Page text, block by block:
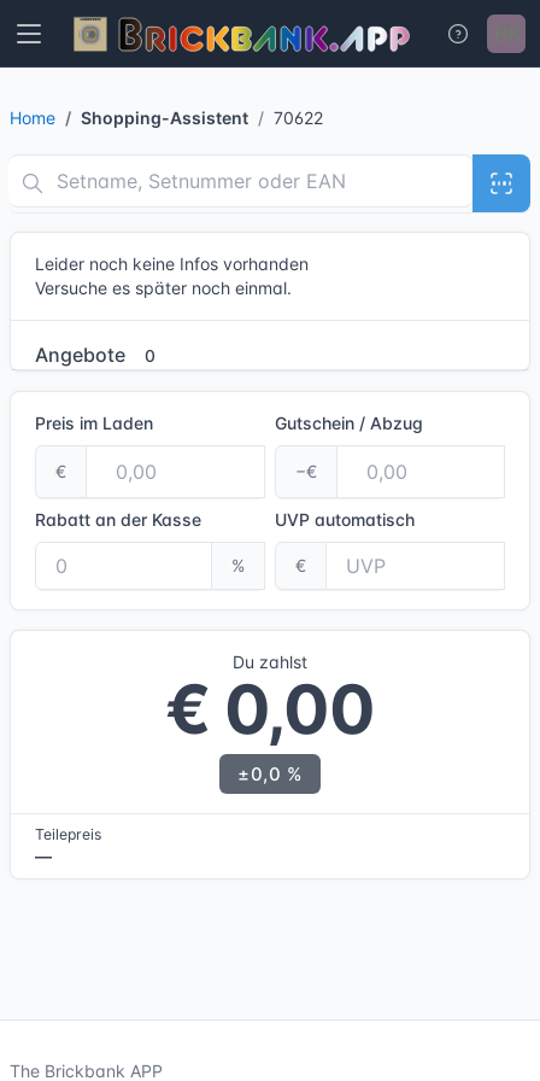
Home Shopping-Assistent 70622
Leider noch keine Infos vorhanden
Versuche es später noch einmal.
Angebote 0
Preis im Laden
€
Gutschein / Abzug
−€
Rabatt an der Kasse
%
UVP automatisch
€
Du zahlst
€ 0,00
±0,0 %
Teilepreis
—
The Brickbank APP